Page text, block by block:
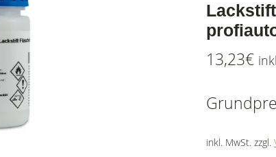
13,23€
inkl. MwSt. zzgl.